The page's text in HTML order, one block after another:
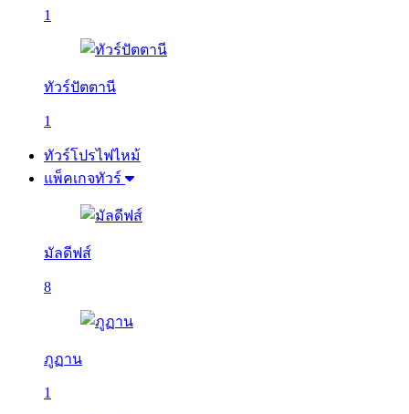
1
ทัวร์ปัตตานี
1
ทัวร์โปรไฟไหม้
แพ็คเกจทัวร์
มัลดีฟส์
8
ภูฏาน
1